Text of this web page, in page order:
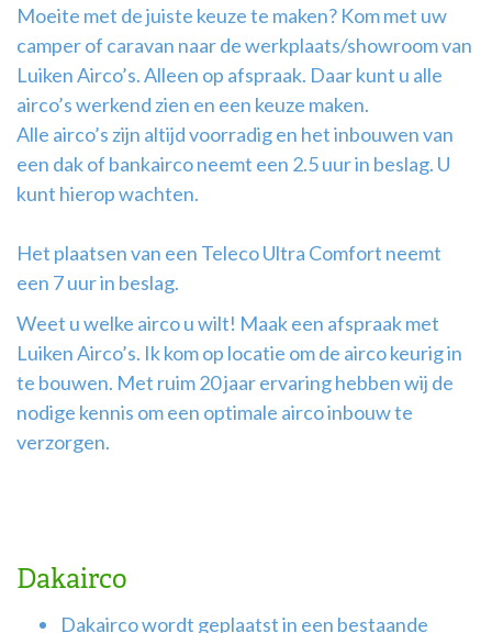
Airco
montage
Moeite met de juiste keuze te maken? Kom met uw
camper of caravan naar de werkplaats/showroom van
Luiken Airco’s. Alleen op afspraak. Daar kunt u alle
airco’s werkend zien en een keuze maken.
Alle airco’s zijn altijd voorradig en het inbouwen van
een dak of bankairco neemt een 2.5 uur in beslag. U
kunt hierop wachten.
Het plaatsen van een Teleco Ultra Comfort neemt
een 7 uur in beslag.
Weet u welke airco u wilt! Maak een afspraak met
Luiken Airco’s. Ik kom op locatie om de airco keurig in
te bouwen. Met ruim 20 jaar ervaring hebben wij de
nodige kennis om een optimale airco inbouw te
verzorgen.
Dakairco
Dakairco wordt geplaatst in een bestaande